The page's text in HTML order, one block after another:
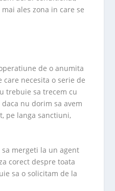
ales zona in care se
de o anumita
necesita o serie de
trebuie sa trecem cu
nu dorim sa avem
pe langa sanctiuni,
mergeti la un agent
corect despre toata
sa o solicitam de la